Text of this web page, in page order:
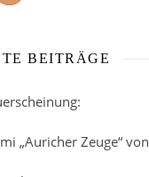
BEITRÄGE
„Auricher Zeuge“ von